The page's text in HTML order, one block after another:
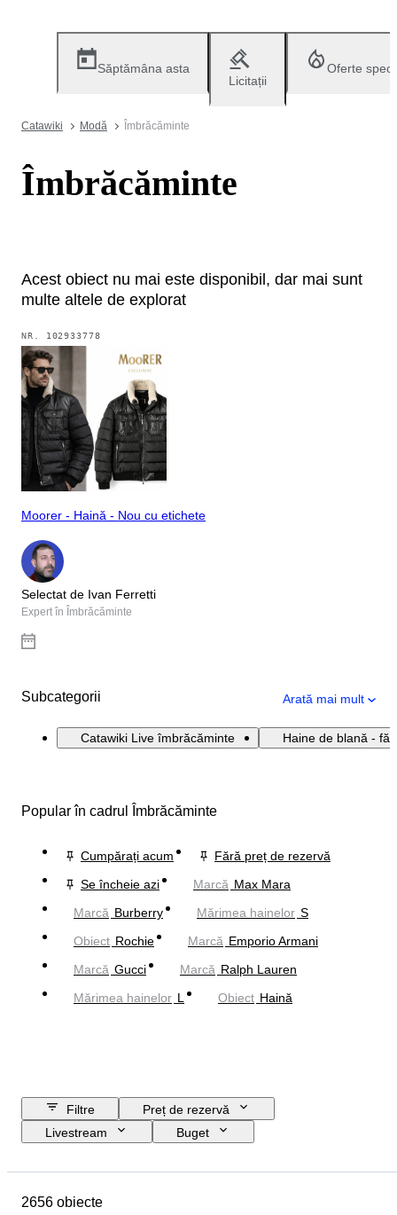
Săptămâna asta
Licitații
Oferte
Catawiki Modă Îmbrăcăminte
Îmbrăcăminte
Acest obiect nu mai este disponibil, dar mai sunt
multe altele de explorat
NR. 102933778
Moorer - Haină - Nou cu etichete
Selectat de Ivan Ferretti
Expert în Îmbrăcăminte
Subcategorii Arată mai mult
Catawiki Live îmbrăcăminte Haine de blană -
Popular în cadrul Îmbrăcăminte
Cumpărați acum
Fără preț de rezervă
Se încheie azi
Marcă Max Mara
Marcă Burberry Mărimea hainelor S
Obiect Rochie Marcă Emporio Armani
Marcă Gucci Marcă Ralph Lauren
Mărimea hainelor L Obiect Haină
Filtre
Preț de rezervă
Livestream
Buget
Țara de Proveniență
2656 obiecte